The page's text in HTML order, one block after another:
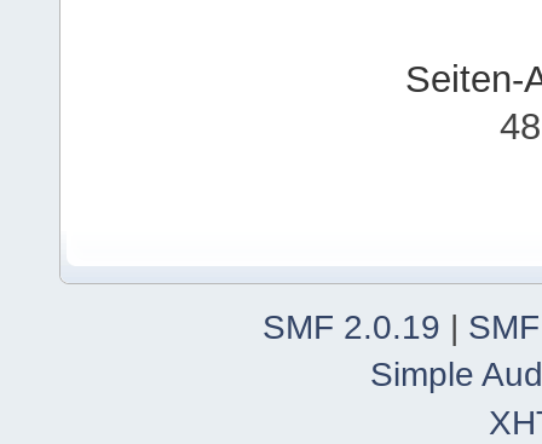
Seiten-
SMF 2.0.19
Simple